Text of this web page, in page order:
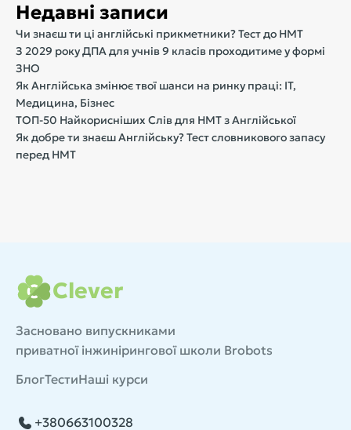
Недавні записи
Чи знаєш ти ці англійські прикметники? Тест до НМТ
З 2029 року ДПА для учнів 9 класів проходитиме у формі
ЗНО
Як Англійська змінює твої шанси на ринку праці: IT,
Медицина, Бізнес
ТОП-50 Найкорисніших Слів для НМТ з Англійської
Як добре ти знаєш Англійську? Тест словникового запасу
перед НМТ
Clever
Засновано випускниками
приватної інжинірингової школи Brobots
БлогТестиНаші курси
+380663100328